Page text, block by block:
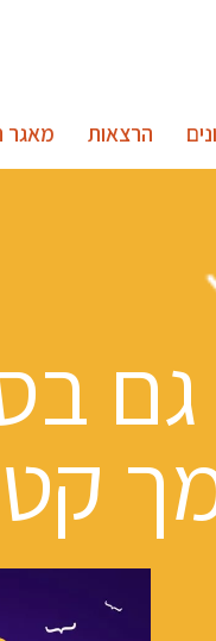
הרצאות מאגר
גם